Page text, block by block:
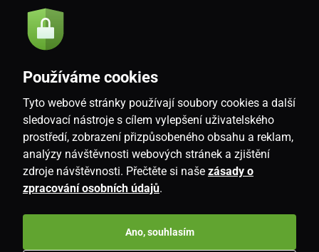
Souhlasím se
CZ
Používáme cookies
Tyto webové stránky používají soubory cookies a další
sledovací nástroje s cílem vylepšení uživatelského
prostředí, zobrazení přizpůsobeného obsahu a reklam,
analýzy návštěvnosti webových stránek a zjištění
zdroje návštěvnosti. Přečtěte si naše zásady o
zpracování osobních údajů.
Ano, souhlasím